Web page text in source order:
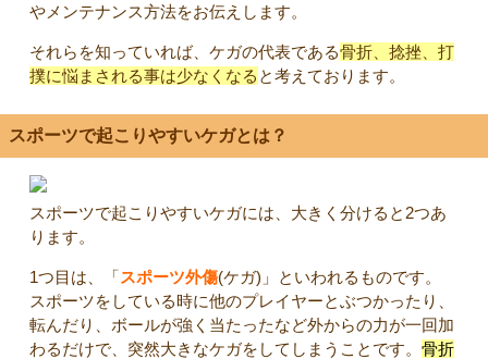
やメンテナンス方法をお伝えします。
それらを知っていれば、ケガの代表である骨折、捻挫、打
撲に悩まされる事は少なくなる と考えております。
スポーツで起こりやすいケガとは？
スポーツで起こりやすいケガには、大きく分けると2つあ
ります。
1つ目は、「スポーツ外傷(ケガ)」といわれるものです。
スポーツをしている時に他のプレイヤーとぶつかったり、
転んだり、ボールが強く当たったなど外からの力が一回加
わるだけで、突然大きなケガをしてしまうことです。 骨折